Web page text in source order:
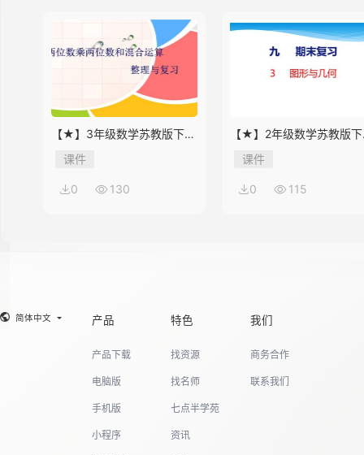
【★】3年级数学苏教版下册
课件第10单元《单元复习》
课件
0 130
【★】2年级数学苏教版
课件第9单元《期末复习》
课件
0 115
简体中文 产品
产品下载
电脑版
手机版
小程序
特色
找资源
找名师
七点半学苑
资讯
我们
商务合作
联系我们